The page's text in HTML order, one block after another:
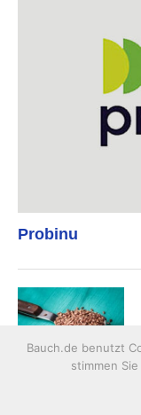
Probinu
Bauch.de benutzt
stimmen